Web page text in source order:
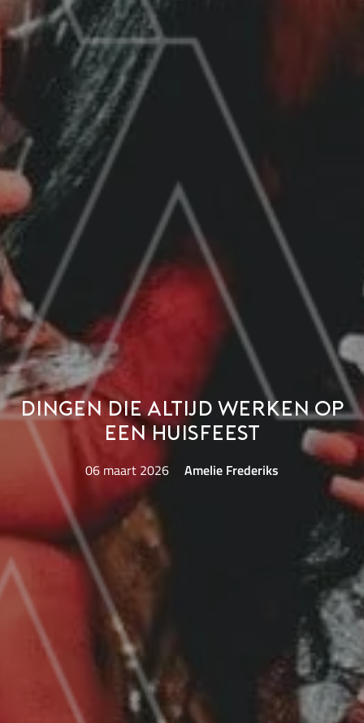
Dingen die altijd werken op
een huisfeest
06 maart 2026 Amelie Frederiks